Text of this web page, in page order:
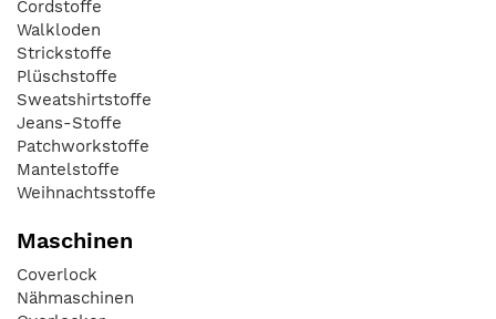
Cordstoffe
Walkloden
Strickstoffe
Plüschstoffe
Sweatshirtstoffe
Jeans-Stoffe
Patchworkstoffe
Mantelstoffe
Weihnachtsstoffe
Maschinen
Coverlock
Nähmaschinen